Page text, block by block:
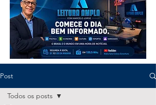
Post
Todos os posts